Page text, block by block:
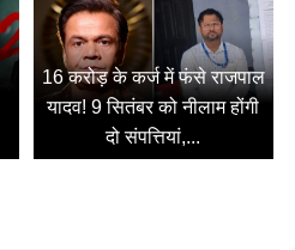
16 करोड़ के कर्ज में फंसे राजपाल
यादव! 9 सितंबर को नीलाम होंगी
दो संपत्तियां,...